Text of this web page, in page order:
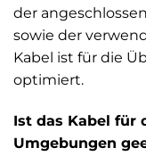
der
sowie der
Kabel ist für die
optimiert.
Ist das Kabel für
Umgebungen